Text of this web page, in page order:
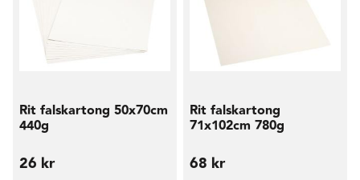
Rit falskartong 50x70cm
440g
26 kr
Rit falskartong
71x102cm 780g
68 kr